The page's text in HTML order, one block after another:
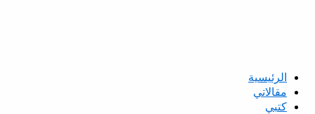
الرئيسية
مقالاتي
كتبي